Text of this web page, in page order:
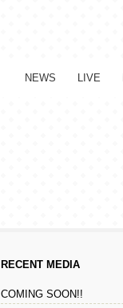
NEWS LIVE
RECENT MEDIA
COMING SOON!!